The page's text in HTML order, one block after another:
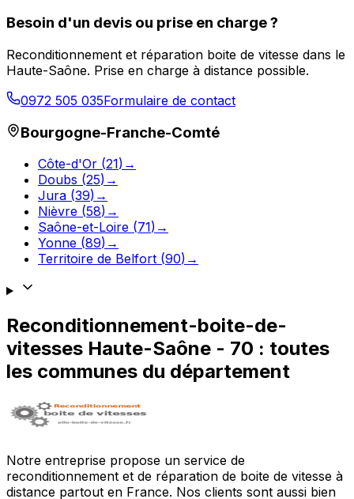
Besoin d'un devis ou prise en charge ?
Reconditionnement et réparation boite de vitesse dans le
Haute-Saône. Prise en charge à distance possible.
0972 505 035Formulaire de contact
Bourgogne-Franche-Comté
Côte-d'Or (21) →
Doubs (25) →
Jura (39) →
Nièvre (58) →
Saône-et-Loire (71) →
Yonne (89) →
Territoire de Belfort (90) →
Reconditionnement-boite-de-
vitesses Haute-Saône - 70 : toutes
les communes du département
Notre entreprise propose un service de
reconditionnement et de réparation de boite de vitesse à
distance partout en France. Nos clients sont aussi bien